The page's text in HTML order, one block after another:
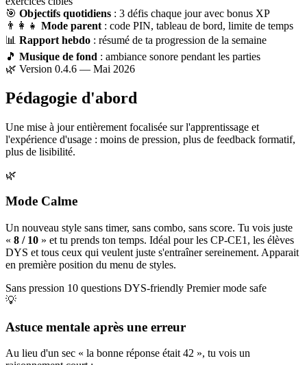
🎯 Objectifs quotidiens : 3 défis chaque jour avec bonus XP
👨‍👩‍👧 Mode parent : code PIN, tableau de bord, limite de temps
📊 Rapport hebdo : résumé de ta progression de la semaine
🎵 Musique de fond : ambiance sonore pendant les parties
🌿 Version 0.4.6 — Mai 2026
Pédagogie d'abord
Une mise à jour entièrement focalisée sur l'apprentissage et
l'expérience d'usage : moins de pression, plus de feedback formatif,
plus de lisibilité.
🌿
Mode Calme
Un nouveau style sans timer, sans combo, sans score. Tu vois juste
« 8 / 10 » et tu prends ton temps. Idéal pour les CP-CE1, les élèves
DYS et tous ceux qui veulent juste s'entraîner sereinement. Apparait
en première position du menu de styles.
Sans pression 10 questions DYS-friendly Premier mode safe
💡
Astuce mentale après une erreur
Au lieu d'un sec « la bonne réponse était 42 », tu vois un